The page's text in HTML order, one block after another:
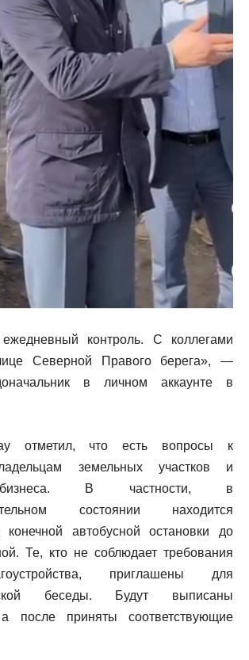
контроль. С коллегами
Северной Правого берега», —
в личном аккаунте в
отметил, что есть вопросы к
земельных участков и
В частности, в
состоянии находится
конечной автобусной остановки до
Те, кто не соблюдает требования
приглашены для
беседы. Будут выписаны
после приняты соответствующие